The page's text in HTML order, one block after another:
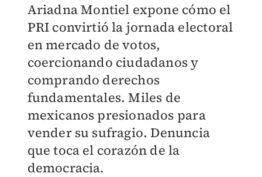
Ariadna Montiel expone cómo el
PRI convirtió la jornada electoral
en mercado de votos,
coercionando ciudadanos y
comprando derechos
fundamentales. Miles de
mexicanos presionados para
vender su sufragio. Denuncia
que toca el corazón de la
democracia.